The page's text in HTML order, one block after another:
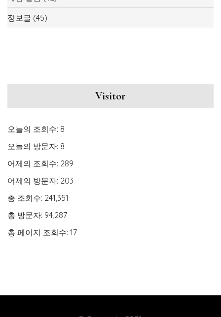
정보글 (45)
Visitor
오늘의 조회수: 8
오늘의 방문자: 8
어제의 조회수: 289
어제의 방문자: 203
총 조회수: 241,351
총 방문자: 94,287
총 페이지 조회수: 17